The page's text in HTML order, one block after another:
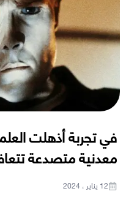
في تجربة أذهلت
معدنية متصدعة
12 يناير ، 2024